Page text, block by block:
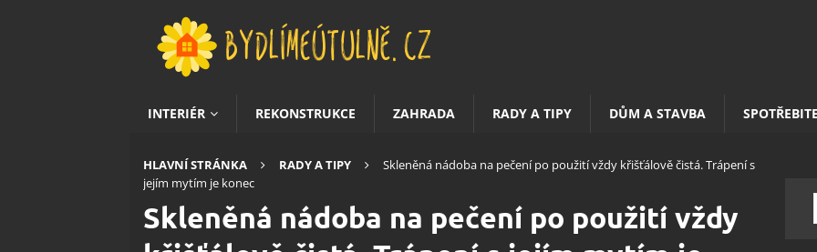
INTERIÉR REKONSTRUKCE ZAHRADA RADY A TIPY DŮM A STAVBA
HLAVNÍ STRÁNKA RADY A TIPY
Skleněná nádoba na pečení po použití vždy křišťálově čistá. Trápení s
jejím mytím je konec
Skleněná nádoba na pečení po použití vždy